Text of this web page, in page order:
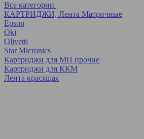
Все категории
КАРТРИДЖИ, Лента Матричные
Epson
Oki
Olivetti
Star Micronics
Картриджи для МП прочие
Картриджи для ККМ
Лента красящая